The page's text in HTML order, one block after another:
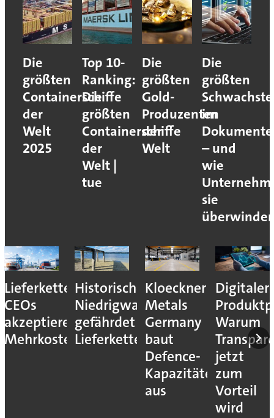
Die
größten
Containerschiffe
der
Welt
2025
Top 10-
Ranking:
Die
größten
Containerschiffe
der
Welt |
tue
Die
größten
Gold-
Produzenten
der
Welt
Die
größten
im
– und
wie
sie
Lieferkettenresilienz:
CEOs
akzeptieren
Mehrkosten
Historisches
Niedrigwasser
gefährdet
Lieferketten
Kloeckner
Metals
Germany
baut
Defence-
Kapazitäten
aus
Digitaler
Warum
jetzt
zum
Vorteil
wird